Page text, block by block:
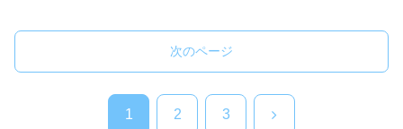
次のページ
1 2 3 次